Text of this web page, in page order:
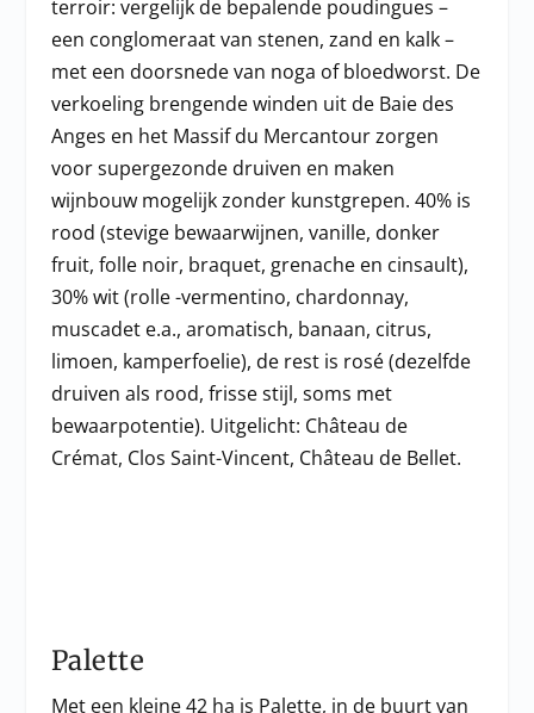
terroir: vergelijk de bepalende poudingues –
een conglomeraat van stenen, zand en kalk –
met een doorsnede van noga of bloedworst. De
verkoeling brengende winden uit de Baie des
Anges en het Massif du Mercantour zorgen
voor supergezonde druiven en maken
wijnbouw mogelijk zonder kunstgrepen. 40% is
rood (stevige bewaarwijnen, vanille, donker
fruit, folle noir, braquet, grenache en cinsault),
30% wit (rolle -vermentino, chardonnay,
muscadet e.a., aromatisch, banaan, citrus,
limoen, kamperfoelie), de rest is rosé (dezelfde
druiven als rood, frisse stijl, soms met
bewaarpotentie). Uitgelicht: Château de
Crémat, Clos Saint-Vincent, Château de Bellet.
Palette
Met een kleine 42 ha is Palette, in de buurt van